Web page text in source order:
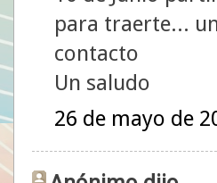
para traerte...
contacto
Un saludo
26 de mayo de